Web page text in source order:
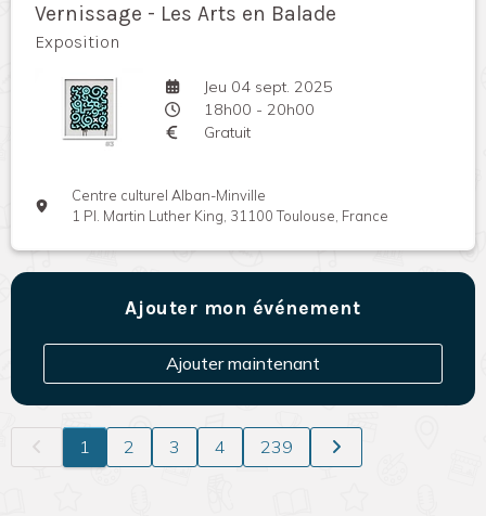
Vernissage - Les Arts en Balade
Exposition
Jeu 04 sept. 2025
18h00 - 20h00
Gratuit
Centre culturel Alban-Minville
1 Pl. Martin Luther King, 31100 Toulouse, France
Ajouter mon événement
Ajouter maintenant
1 2 3 4 239